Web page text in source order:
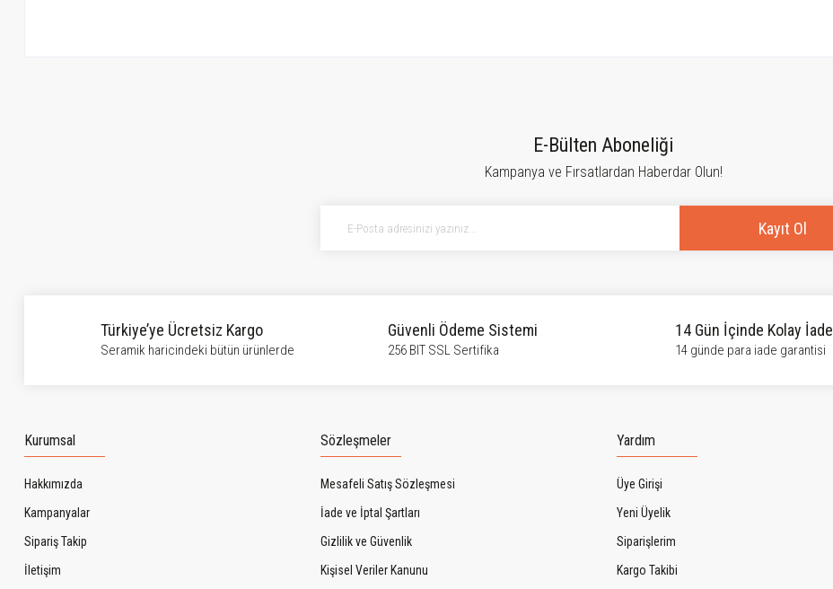
Bu ürüne ilk yorumu siz yapın!
E-Bülten Aboneliği
Kampanya ve Fırsatlardan Haberdar Olun!
Kayıt Ol
Türkiye’ye Ücretsiz Kargo
Seramik haricindeki bütün ürünlerde
Güvenli Ödeme Sistemi
256 BIT SSL Sertifika
14 Gün İçinde Kolay İade
14 günde para iade garantisi
Kurumsal
Hakkımızda
Kampanyalar
Sipariş Takip
İletişim
Sözleşmeler
Mesafeli Satış Sözleşmesi
İade ve İptal Şartları
Gizlilik ve Güvenlik
Kişisel Veriler Kanunu
Yardım
Üye Girişi
Yeni Üyelik
Siparişlerim
Kargo Takibi